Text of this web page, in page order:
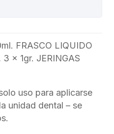
FRASCO LIQUIDO
x 1gr. JERINGAS
uso para aplicarse
unidad dental – se